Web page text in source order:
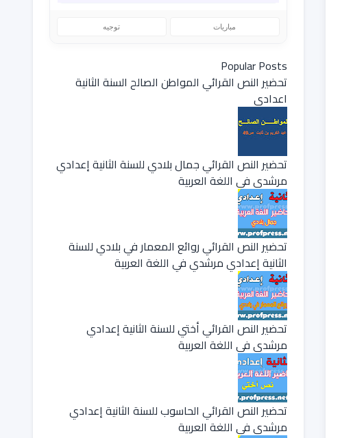
مباريات توجيه
Popular Posts
تحضير النص القرائي المواطن الصالح السنة الثانية
اعدادي
تحضير النص القرائي جمال بلادي للسنة الثانية إعدادي
مرشدي في اللغة العربية
تحضير النص القرائي روائع المعمار في بلادي للسنة
الثانية إعدادي مرشدي في اللغة العربية
تحضير النص القرائي أختي للسنة الثانية إعدادي
مرشدي في اللغة العربية
تحضير النص القرائي الحاسوب للسنة الثانية إعدادي
مرشدي في اللغة العربية